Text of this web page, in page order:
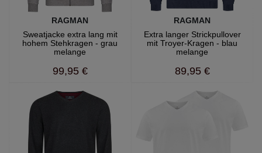
RAGMAN
Sweatjacke extra lang mit
hohem Stehkragen - grau
melange
99,95 €
RAGMAN
Extra langer Strickpullover
mit Troyer-Kragen - blau
melange
89,95 €